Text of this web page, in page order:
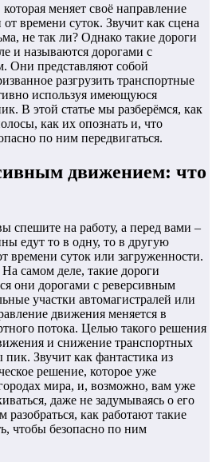
которая меняет своё направление
времени суток. Звучит как сцена
не так ли? Однако такие дороги
и называются дорогами с
Они представляют собой
разгрузить транспортные
используя имеющуюся
В этой статье мы разберёмся, как
как их опознать и, что
по ним передвигаться.
движением: что
спешите на работу, а перед вами –
едут то в одну, то в другую
времени суток или загруженности.
самом деле, такие дороги
они дорогами с реверсивным
участки автомагистралей или
движения меняется в
потока. Целью такого решения
и снижение транспортных
пик. Звучит как фантастика из
решение, которое уже
мира, и, возможно, вам уже
даже не задумываясь о его
разобраться, как работают такие
чтобы безопасно по ним